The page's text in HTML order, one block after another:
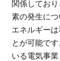
温暖
化対
策の
基本
的な
関係してお
素の発生につ
エネルギー
とが可能で
いる電気事